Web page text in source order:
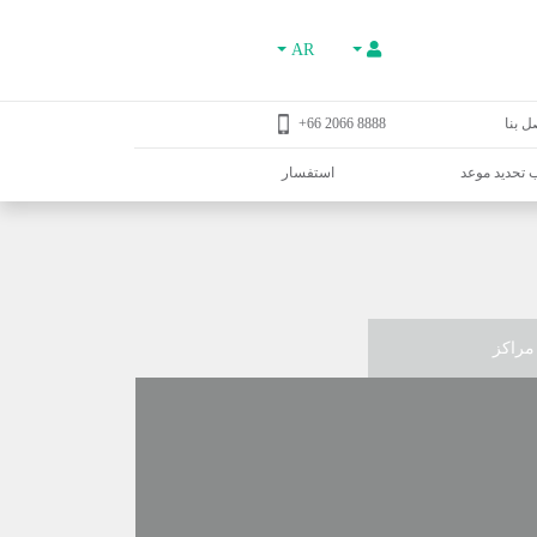
AR
بنا 8888 2066 66+
تحديد موعد استفسار
مراكز